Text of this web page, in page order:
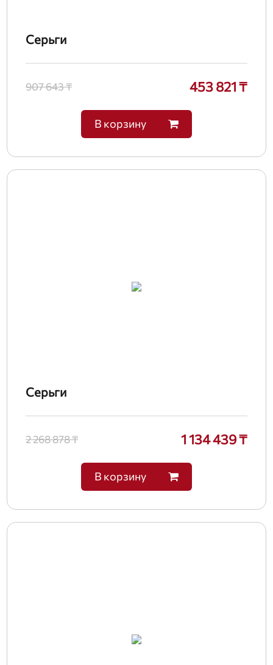
Серьги
907 643 ₸ 453 821 ₸
В корзину
Серьги
2 268 878 ₸ 1 134 439 ₸
В корзину